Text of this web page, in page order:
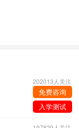
202013人关注
免费咨询
入学测试